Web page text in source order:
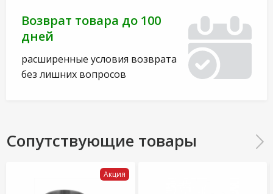
Возврат товара до 100
дней
расширенные условия возврата
без лишних вопросов
Сопутствующие товары
Акция